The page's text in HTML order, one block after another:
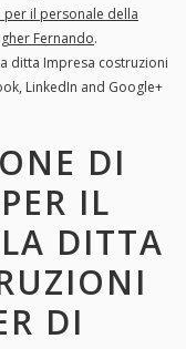
il personale della
Fernando.
ditta Impresa costruzioni
LinkedIn and Google+
DI
IL
DITTA
DI